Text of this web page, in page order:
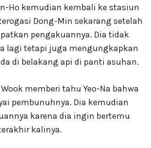
Ho kemudian kembali ke stasiun
Dong-Min sekarang setelah
pengakuannya. Dia tidak
lagi tetapi juga mengungkapkan
di belakang api di panti asuhan.
memberi tahu Yeo-Na bahwa
pembunuhnya. Dia kemudian
karena dia ingin bertemu
kalinya.